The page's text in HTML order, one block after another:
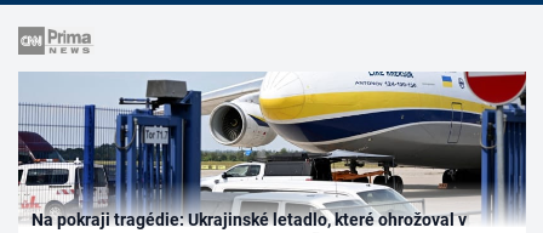
Na pokraji tragédie: Ukrajinské letadlo, které ohrožoval v